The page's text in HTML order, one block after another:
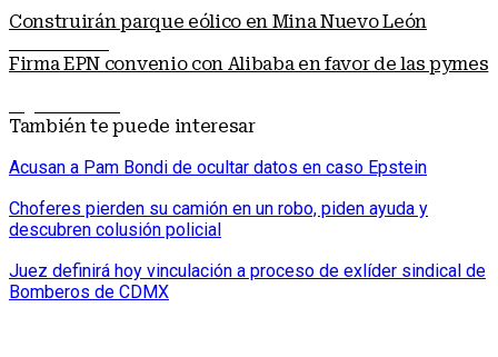
Construirán parque eólico en Mina Nuevo León
Firma EPN convenio con Alibaba en favor de las pymes
También te puede interesar
Acusan a Pam Bondi de ocultar datos en caso Epstein
Choferes pierden su camión en un robo, piden ayuda y
descubren colusión policial
Juez definirá hoy vinculación a proceso de exlíder sindical de
Bomberos de CDMX